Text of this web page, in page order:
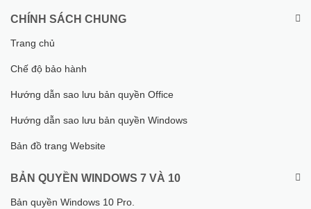
CHÍNH SÁCH CHUNG
Trang chủ
Chế độ bảo hành
Hướng dẫn sao lưu bản quyền Office
Hướng dẫn sao lưu bản quyền Windows
Bản đồ trang Website
BẢN QUYỀN WINDOWS 7 VÀ 10
Bản quyền Windows 10 Pro.